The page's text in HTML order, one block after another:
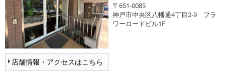
店舗情報・アクセスはこちら
〒651-0085
神戸市中央区八幡通4丁目2-9 フラ
ワーロードビル1F